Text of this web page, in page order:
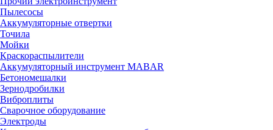
Пылесосы
Аккумуляторные отвертки
Точила
Мойки
Краскораспылители
Аккумуляторный инструмент MABAR
Бетономешалки
Зернодробилки
Виброплиты
Сварочное оборудование
Электроды